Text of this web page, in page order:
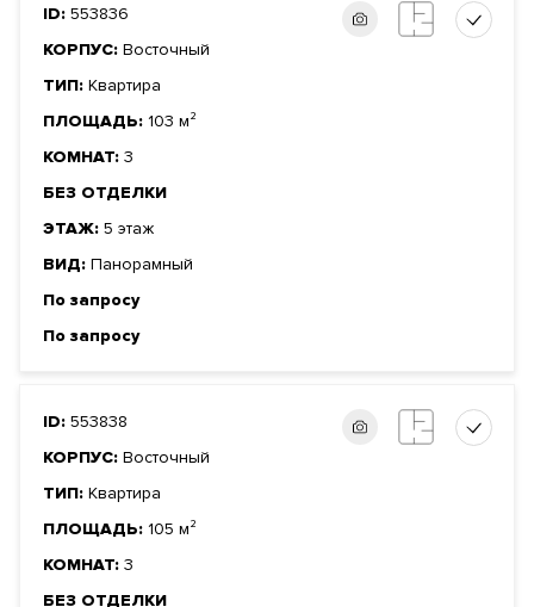
ID: 553836
КОРПУС: Восточный
ТИП: Квартира
ПЛОЩАДЬ: 103 м²
КОМНАТ: 3
БЕЗ ОТДЕЛКИ
ЭТАЖ: 5 этаж
ВИД: Панорамный
По запросу
По запросу
ID: 553838
КОРПУС: Восточный
ТИП: Квартира
ПЛОЩАДЬ: 105 м²
КОМНАТ: 3
БЕЗ ОТДЕЛКИ